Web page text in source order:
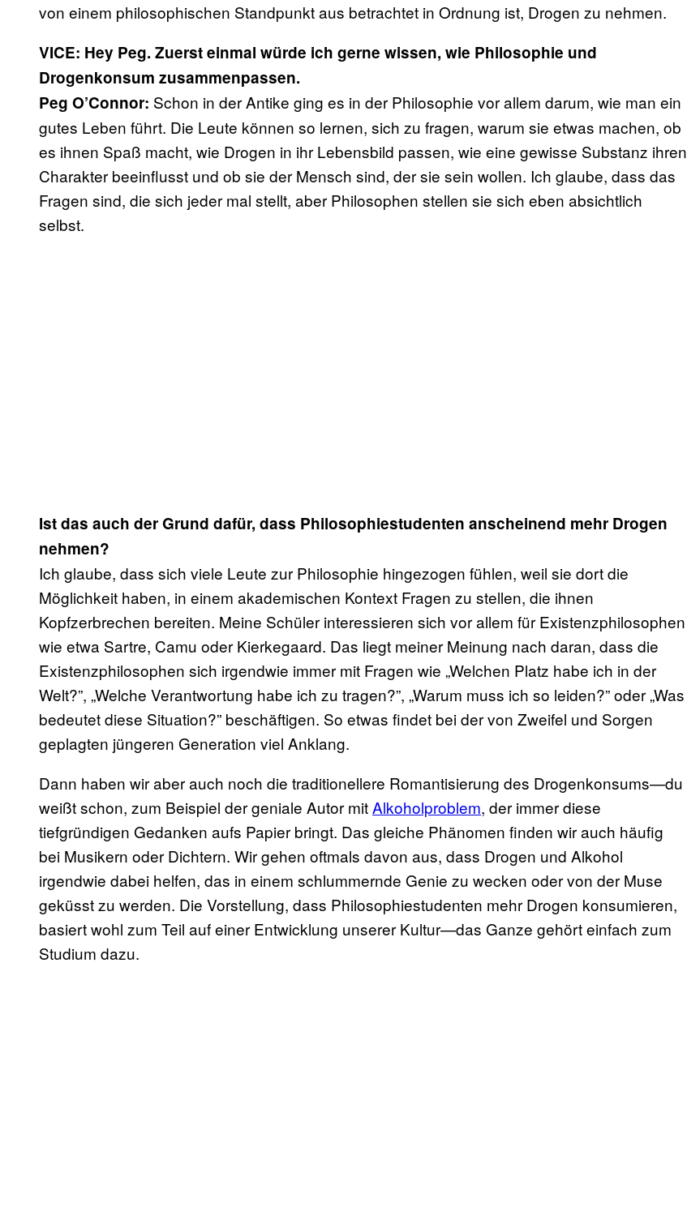
von einem philosophischen Standpunkt aus betrachtet in Ordnung ist, Drogen zu nehmen.
VICE: Hey Peg. Zuerst einmal würde ich gerne wissen, wie Philosophie und
Drogenkonsum zusammenpassen.
Peg O’Connor: Schon in der Antike ging es in der Philosophie vor allem darum, wie man ein
gutes Leben führt. Die Leute können so lernen, sich zu fragen, warum sie etwas machen, ob
es ihnen Spaß macht, wie Drogen in ihr Lebensbild passen, wie eine gewisse Substanz ihren
Charakter beeinflusst und ob sie der Mensch sind, der sie sein wollen. Ich glaube, dass das
Fragen sind, die sich jeder mal stellt, aber Philosophen stellen sie sich eben absichtlich
selbst.
Ist das auch der Grund dafür, dass Philosophiestudenten anscheinend mehr Drogen
nehmen?
Ich glaube, dass sich viele Leute zur Philosophie hingezogen fühlen, weil sie dort die
Möglichkeit haben, in einem akademischen Kontext Fragen zu stellen, die ihnen
Kopfzerbrechen bereiten. Meine Schüler interessieren sich vor allem für Existenzphilosophen
wie etwa Sartre, Camu oder Kierkegaard. Das liegt meiner Meinung nach daran, dass die
Existenzphilosophen sich irgendwie immer mit Fragen wie „Welchen Platz habe ich in der
Welt?”, „Welche Verantwortung habe ich zu tragen?”, „Warum muss ich so leiden?” oder „Was
bedeutet diese Situation?” beschäftigen. So etwas findet bei der von Zweifel und Sorgen
geplagten jüngeren Generation viel Anklang.
Dann haben wir aber auch noch die traditionellere Romantisierung des Drogenkonsums—du
weißt schon, zum Beispiel der geniale Autor mitAlkoholproblem, der immer diese
tiefgründigen Gedanken aufs Papier bringt. Das gleiche Phänomen finden wir auch häufig
bei Musikern oder Dichtern. Wir gehen oftmals davon aus, dass Drogen und Alkohol
irgendwie dabei helfen, das in einem schlummernde Genie zu wecken oder von der Muse
geküsst zu werden. Die Vorstellung, dass Philosophiestudenten mehr Drogen konsumieren,
basiert wohl zum Teil auf einer Entwicklung unserer Kultur—das Ganze gehört einfach zum
Studium dazu.